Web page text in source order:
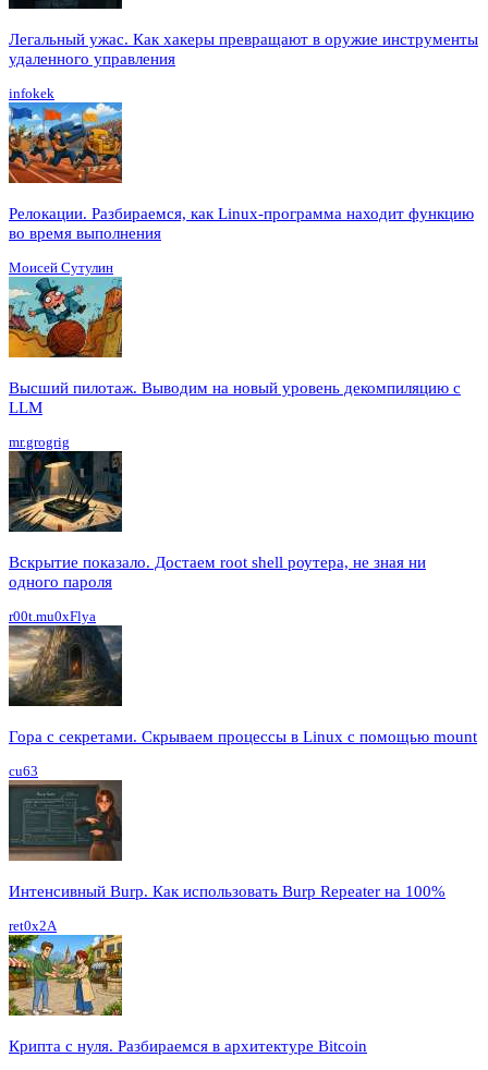
Легальный ужас. Как хакеры превращают в оружие инструменты
удаленного управления
infokek
Релокации. Разбираемся, как Linux-программа находит функцию
во время выполнения
Моисей Сутулин
Высший пилотаж. Выводим на новый уровень декомпиляцию с
LLM
mr.grogrig
Вскрытие показало. Достаем root shell роутера, не зная ни
одного пароля
r00t.mu0xFlya
Гора с секретами. Скрываем процессы в Linux c помощью mount
cu63
Интенсивный Burp. Как использовать Burp Repeater на 100%
ret0x2A
Крипта с нуля. Разбираемся в архитектуре Bitcoin